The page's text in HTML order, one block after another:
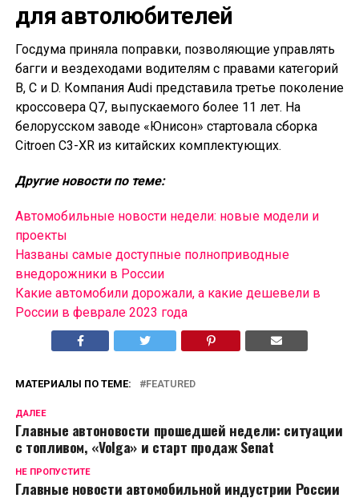
для автолюбителей
Госдума приняла поправки, позволяющие управлять
багги и вездеходами водителям с правами категорий
B, C и D. Компания Audi представила третье поколение
кроссовера Q7, выпускаемого более 11 лет. На
белорусском заводе «Юнисон» стартовала сборка
Citroen C3-XR из китайских комплектующих.
Другие новости по теме:
Автомобильные новости недели: новые модели и
проекты
Названы самые доступные полноприводные
внедорожники в России
Какие автомобили дорожали, а какие дешевели в
России в феврале 2023 года
МАТЕРИАЛЫ ПО ТЕМЕ: FEATURED
ДАЛЕЕ
Главные автоновости прошедшей недели: ситуации
с топливом, «Volga» и старт продаж Senat
НЕ ПРОПУСТИТЕ
Главные новости автомобильной индустрии России